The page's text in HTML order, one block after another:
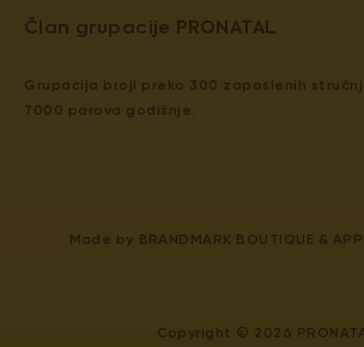
​​Član grupacije PRONATAL
Grupacija broji preko 300 zaposlenih
7000 parova godišnje.
Copyright © 2026
Made by BRANDMARK BOUTIQUE &